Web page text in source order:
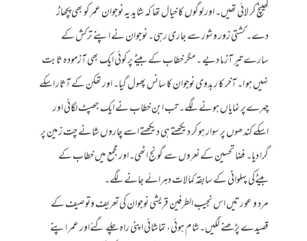
کھینچ کر لائی تھیں۔ اور لوگوں کا خیال تھا کہ شاید یہ نوجوان عمر کو بھی پچھاڑ
دے۔ کشتی زور وشور سے جاری رہی۔ نوجوان نے اپنے ترکش کے
سارے تیر آزما دیے ۔ مگر خطاب کے بیٹے پر کوئی ایک بھی آزمودہ ثابت
نہیں ہو ا۔ آخر کا ر بدوی نوجوان کا سانس پھول گیا۔ اور تھکن کے آثار اسکے
چہرےپر نمایاں ہونے لگے۔ تب ابن خطاب نے ایک جھپٹ لگائی اور
اسکے کندھوں پر سوار ہو کر دیکھتے ہی دیکھتے اسے چاروں شانے چت زمین پر
گرا دیا۔ فضا تحسین کے نعروں سے گونج اٹھی۔اور مجمع میں خطاب کے
بیٹےکی پہلوانی کے سابقہ کمالات دہرائے جانے لگے۔
مرد و عورتیں اس نجیب الطرفین قریشی نوجوان کی تعریف وتوصیف کے
قصیدے پڑھنے لگیں۔شام ہوئی، تماشائی اپنی راہ چلے گئےاور عمر اپنے